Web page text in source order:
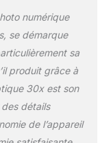
numérique
se démarque
sa
produit grâce à
30x est son
détails
de l’appareil